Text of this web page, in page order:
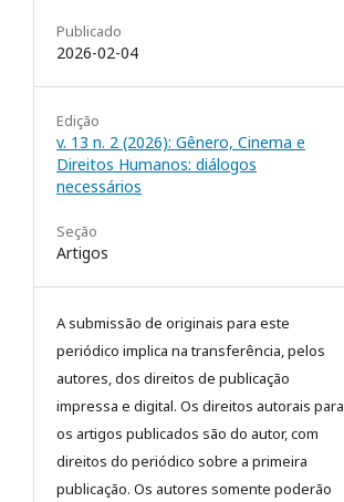
Publicado
2026-02-04
Edição
v. 13 n. 2 (2026): Gênero, Cinema e
Direitos Humanos: diálogos
necessários
Seção
Artigos
A submissão de originais para este
periódico implica na transferência, pelos
autores, dos direitos de publicação
impressa e digital. Os direitos autorais para
os artigos publicados são do autor, com
direitos do periódico sobre a primeira
publicação. Os autores somente poderão